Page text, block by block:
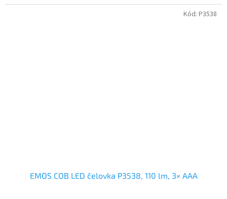
EMOS COB LED čelovka P3538, 110 lm, 3× AAA
Kód: P3538